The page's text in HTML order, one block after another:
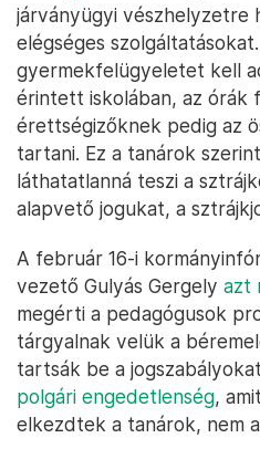
járványügyi vészhelyzetre
elégséges
gyermekfelügyeletet kell
érintett iskolában, az órák
érettségizőknek pedig az
tartani. Ez a tanárok
láthatatlanná teszi a
alapvető jogukat, a
A február 16-i
vezető Gulyás Gergely azt
megérti a pedagógusok
tárgyalnak velük a
tartsák be a
polgári engedetlenség,
elkezdtek a tanárok, nem